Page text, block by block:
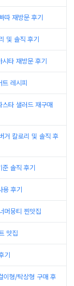
따 재방문 후기
및 솔직 후기
타 재방문 후기
레시피
타 샐러드 재구매
거 칼로리 및 솔직 후
솔직 후기
후기
머뭉티 찐맛집
맛집
기
이형/탁상형 구매 후